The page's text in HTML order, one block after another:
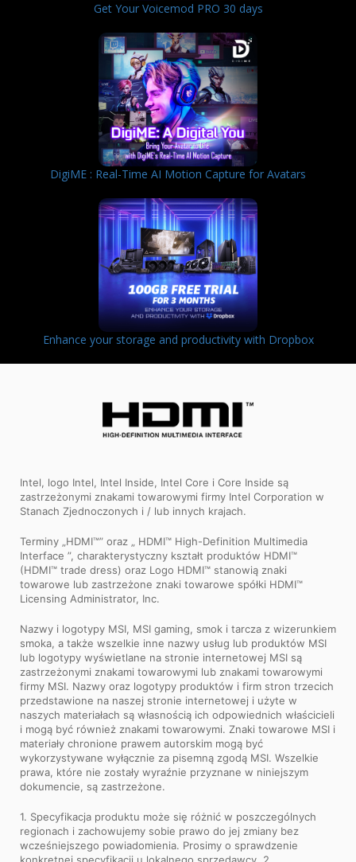
Get Your Voicemod PRO 30 days
DigiME : Real-Time AI Motion Capture for Avatars
Enhance your storage and productivity with Dropbox
Intel, logo Intel, Intel Inside, Intel Core i Core Inside są
zastrzeżonymi znakami towarowymi firmy Intel Corporation w
Stanach Zjednoczonych i / lub innych krajach.
Terminy „HDMI™” oraz „ HDMI™ High-Definition Multimedia
Interface ”, charakterystyczny kształt produktów HDMI™
(HDMI™ trade dress) oraz Logo HDMI™ stanowią znaki
towarowe lub zastrzeżone znaki towarowe spółki HDMI™
Licensing Administrator, Inc.
Nazwy i logotypy MSI, MSI gaming, smok i tarcza z wizerunkiem
smoka, a także wszelkie inne nazwy usług lub produktów MSI
lub logotypy wyświetlane na stronie internetowej MSI są
zastrzeżonymi znakami towarowymi lub znakami towarowymi
firmy MSI. Nazwy oraz logotypy produktów i firm stron trzecich
przedstawione na naszej stronie internetowej i użyte w
naszych materiałach są własnością ich odpowiednich właścicieli
i mogą być również znakami towarowymi. Znaki towarowe MSI i
materiały chronione prawem autorskim mogą być
wykorzystywane wyłącznie za pisemną zgodą MSI. Wszelkie
prawa, które nie zostały wyraźnie przyznane w niniejszym
dokumencie, są zastrzeżone.
1. Specyfikacja produktu może się różnić w poszczególnych
regionach i zachowujemy sobie prawo do jej zmiany bez
wcześniejszego powiadomienia. Prosimy o sprawdzenie